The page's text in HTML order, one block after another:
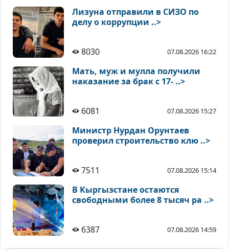
Лизуна отправили в СИЗО по
делу о коррупции ..>
8030 07.08.2026 16:22
Мать, муж и мулла получили
наказание за брак с 17- ..>
6081 07.08.2026 15:27
Министр Нурдан Орунтаев
проверил строительство клю ..>
7511 07.08.2026 15:14
В Кыргызстане остаются
свободными более 8 тысяч ра ..>
6387 07.08.2026 14:59